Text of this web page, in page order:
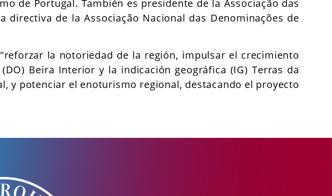
de Portugal. También es presidente de la Associação das
directiva de la Associação Nacional das Denominações de
la notoriedad de la región, impulsar el crecimiento
Beira Interior y la indicación geográfica (IG) Terras da
y potenciar el enoturismo regional, destacando el proyecto